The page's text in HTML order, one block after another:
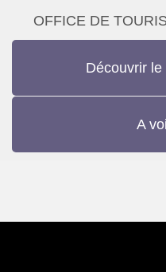
OFFICE DE
Découvrir
A